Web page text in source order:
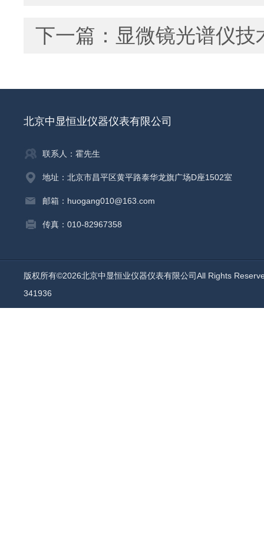
下一篇： 显微镜光谱仪
北京中显恒业仪器仪表有限公司
联系人：霍先生
地址：北京市昌平区黄平路泰华龙旗广场D座1502室
邮箱：huogang010@163.com
传真：010-82967358
版权所有©2026北京中显恒业仪器仪表有限公司All Rights
341936